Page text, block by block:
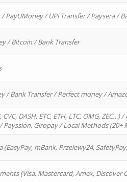
PayUMoney / UPi Transfer / Paysera /
/ Bitcoin / Bank Transfer
/ Bank Transfer / Perfect money /
DASH, ETC, ETH, LTC, OMG,
Payssion, Giropay / Local Methods (20+
mBank, Przelewy24,
(Visa, Mastercard, Amex, Discover